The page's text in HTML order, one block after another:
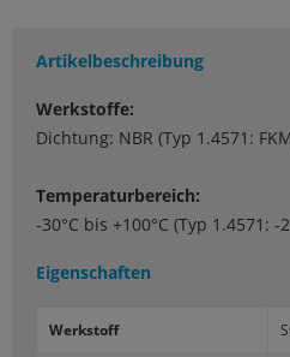
Artikelbeschreibung
Werkstoffe:
Dichtung: NBR (Typ 1.4571:
Temperaturbereich:
-30°C bis +100°C (Typ 1.4571: -
Eigenschaften
Werk­stoff